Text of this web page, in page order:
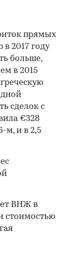
прямых
2017 году
больше,
в 2015
сделок с
€328
м, и в 2,5
ВНЖ в
стоимостью